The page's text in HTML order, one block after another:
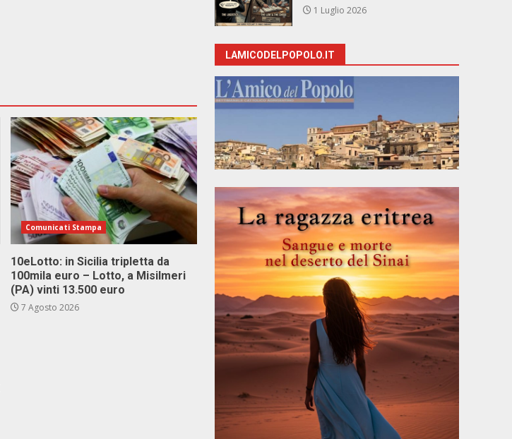
Comunicati Stampa
10eLotto: in Sicilia tripletta da
100mila euro – Lotto, a Misilmeri
(PA) vinti 13.500 euro
7 Agosto 2026
1 Luglio 2026
LAMICODELPOPOLO.IT